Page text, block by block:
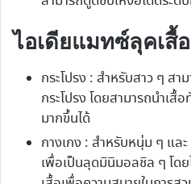
ไอเดียแมทซ์ลุคเสื้
กระโปรง : สำหรับสาว ๆ ส
กระโปรง โดยสามารถนำเสื้
มากขึ้นได้
กางเกง : สำหรับหนุ่ม ๆ แล
เพื่อเป็นลุดมินิมอลชิล ๆ โด